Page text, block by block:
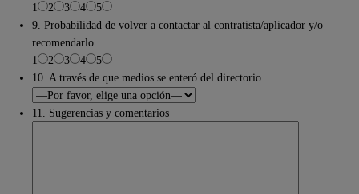
1
2 3 4
5
9. Probabilidad de volver a contactar al contratista/aplicador y/o
recomendarlo
1
2 3 4
5
10. A través de que medios se enteró del directorio
11. Sugerencias y comentarios